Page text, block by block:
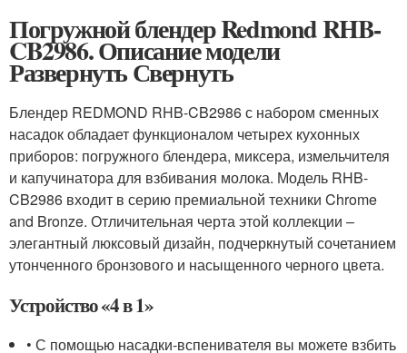
Погружной блендер Redmond RHB-
CB2986. Описание модели
Развернуть Свернуть
Блендер REDMOND RHB-CB2986 с набором сменных
насадок обладает функционалом четырех кухонных
приборов: погружного блендера, миксера, измельчителя
и капучинатора для взбивания молока. Модель RHB-
CB2986 входит в серию премиальной техники Chrome
and Bronze. Отличительная черта этой коллекции –
элегантный люксовый дизайн, подчеркнутый сочетанием
утонченного бронзового и насыщенного черного цвета.
Устройство «4 в 1»
• С помощью насадки-вспенивателя вы можете взбить